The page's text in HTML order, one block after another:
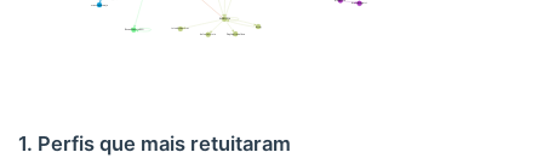
1. Perfis que mais retuitaram